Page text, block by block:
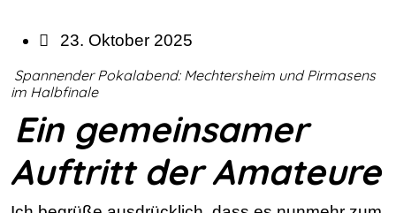
23. Oktober 2025
Spannender Pokalabend: Mechtersheim und Pirmasens
im Halbfinale
Ein gemeinsamer
Auftritt der Amateure